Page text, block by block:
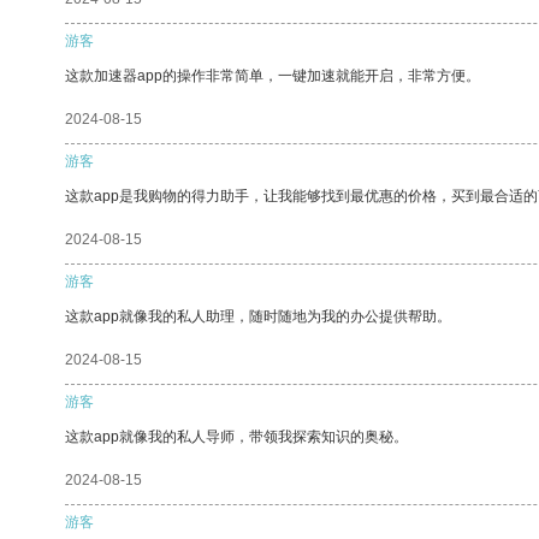
游客
这款加速器app的操作非常简单，一键加速就能开启，非常方便。
2024-08-15
游客
这款app是我购物的得力助手，让我能够找到最优惠的价格，买到最合适
2024-08-15
游客
这款app就像我的私人助理，随时随地为我的办公提供帮助。
2024-08-15
游客
这款app就像我的私人导师，带领我探索知识的奥秘。
2024-08-15
游客